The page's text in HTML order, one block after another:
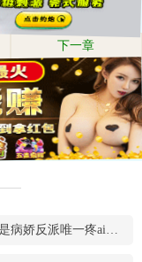
下一章
据说我是病娇反派唯一疼ai的妹妹（兄妹骨）